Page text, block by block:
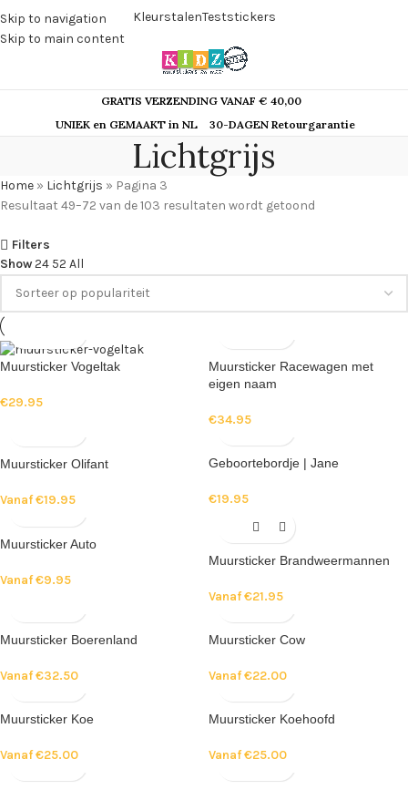
Skip to navigation
Skip to main content
KleurstalenTeststickers
GRATIS VERZENDING VANAF € 40,00
UNIEK en GEMAAKT in NL
30-DAGEN Retourgarantie
Lichtgrijs
Home » Lichtgrijs » Pagina 3
Resultaat 49–72 van de 103 resultaten wordt getoond
Filters
Show24 52 All
Muursticker Vogeltak
€29.95
Muursticker Racewagen met
eigen naam
€34.95
Muursticker Olifant
Vanaf€19.95
Geboortebordje | Jane
€19.95
Muursticker Auto
Vanaf€9.95
Muursticker Brandweermannen
Vanaf€21.95
Muursticker Boerenland
Vanaf€32.50
Muursticker Cow
Vanaf€22.00
Muursticker Koe
Vanaf€25.00
Muursticker Koehoofd
Vanaf€25.00